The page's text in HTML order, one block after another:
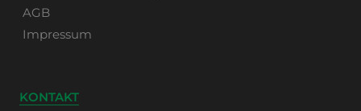
AGB
Impressum
KONTAKT